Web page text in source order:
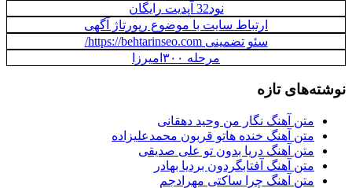
نود32 آپدیت رایگان
ارتباط سایت با موضوع رپورتاژ آگهی
سئو تضمینی https://behtarinseo.com/
مرحله ۳۰۰امیرزا
نوشته‌های تازه
متن آهنگ نگار من وحید دهقانی
متن آهنگ خنده هاتو قربون محمدعلیزاده
متن آهنگ دریا بدون تو علی صدیقی
متن آهنگ آفتابگردون بردیا بهادر
متن آهنگ چرا ساکتی مهرادجم